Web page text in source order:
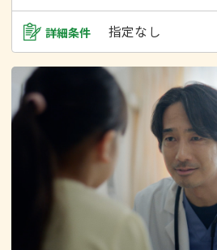
詳細条件 指定なし